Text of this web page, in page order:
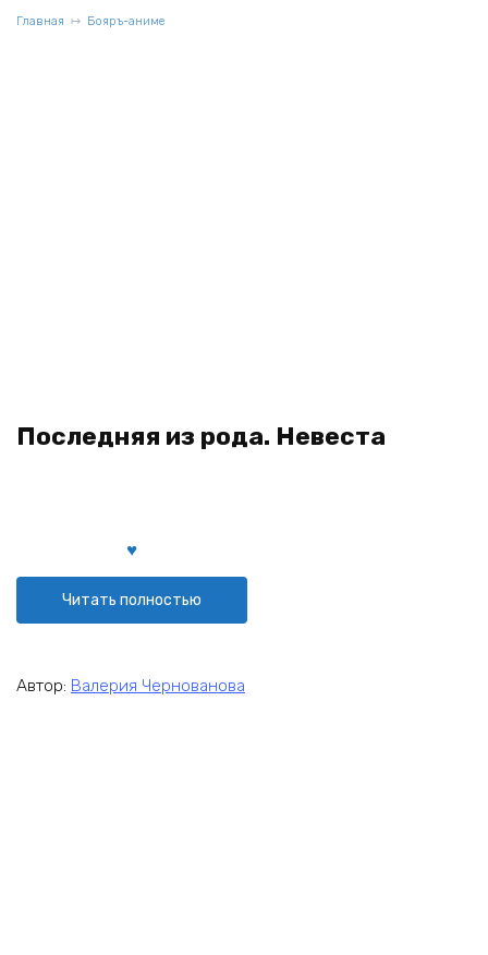
Главная Бояръ-аниме
Последняя из рода. Невеста
Читать полностью
Автор: Валерия Чернованова